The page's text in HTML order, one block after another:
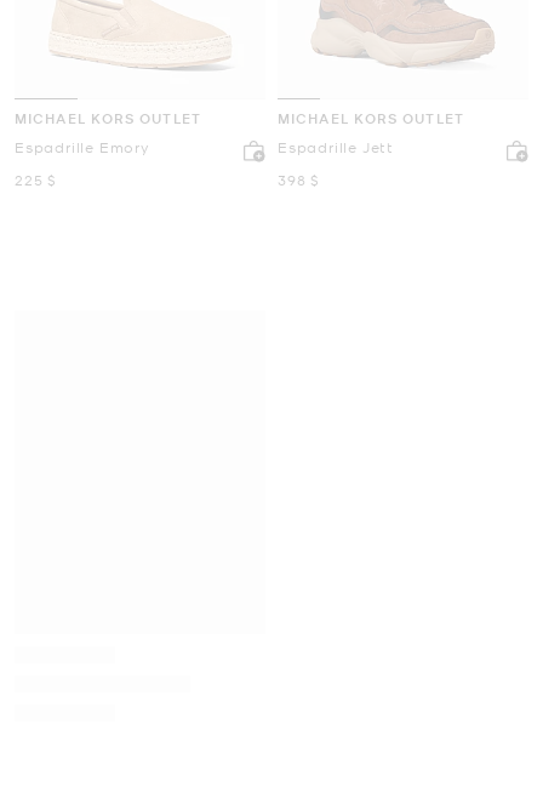
MICHAEL KORS OUTLET
Espadrille Emory
maintenant
225 $
MICHAEL KORS OUTLET
Espadrille Jett
maintenant
398 $